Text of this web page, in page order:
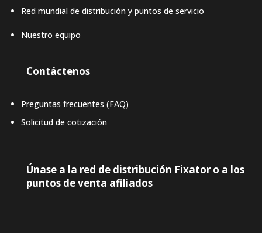
Red mundial de distribución y puntos de servicio
Nuestro equipo
Contáctenos
Preguntas frecuentes (FAQ)
Solicitud de cotización
Únase a la red de distribución Fixator o a los
puntos de venta afiliados